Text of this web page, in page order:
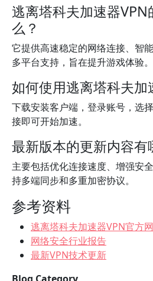
逃离塔科夫加速器
么？
它提供高速稳定的网络连接、智
多平台支持，旨在提升游戏体验。
如何使用逃离塔科夫加
下载安装客户端，登录账号，选
接即可开始加速。
最新版本的更新内容有
主要包括优化连接速度、增强安
持多端同步和多重加密协议。
参考资料
逃离塔科夫加速器VPN官方
网络安全行业报告
最新VPN技术更新